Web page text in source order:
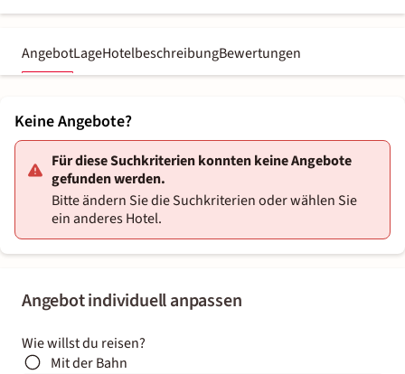
AngebotLageHotelbeschreibungBewertungen
Angebot individuell anpassen
Wie willst du reisen?
Mit der Bahn
Keine Angebote?
Für diese Suchkriterien konnten keine Angebote
gefunden werden.
Bitte ändern Sie die Suchkriterien oder wählen Sie
ein anderes Hotel.